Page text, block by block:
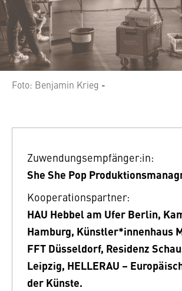
Foto: Benjamin Krieg -
Zuwendungsempfänger:in:
She She Pop
Kooperationspartner:
HAU Hebbel am Ufer Berlin,
Hamburg, Künstler*innenhaus
FFT Düsseldorf, Residenz
Leipzig, HELLERAU –
der Künste.